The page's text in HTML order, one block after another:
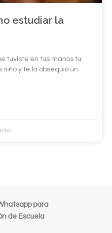
estudiar la
tuviste en tus manos tu
niño y te la obsequió un
para
de Escuela